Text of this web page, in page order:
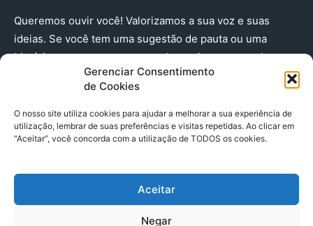
Gerenciar Consentimento
de Cookies
O nosso site utiliza cookies para ajudar a melhorar a sua experiência de
utilização, lembrar de suas preferências e visitas repetidas. Ao clicar em
“Aceitar”, você concorda com a utilização de TODOS os cookies.
Aceitar
Negar
Queremos ouvir você! Valorizamos a sua voz e suas
ideias. Se você tem uma sugestão de pauta ou uma
história que merece ser contada, envie-nos agora!
(91) 98224 - 3111
© 2025 A Província do Pará CNPJ: 04.901.141/0001-36 End .
Trav. Quintino Bocaiuva 2301, Ed. Rogério Fernandez – Sala